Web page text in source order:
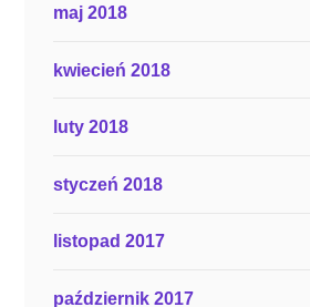
maj 2018
kwiecień 2018
luty 2018
styczeń 2018
listopad 2017
październik 2017